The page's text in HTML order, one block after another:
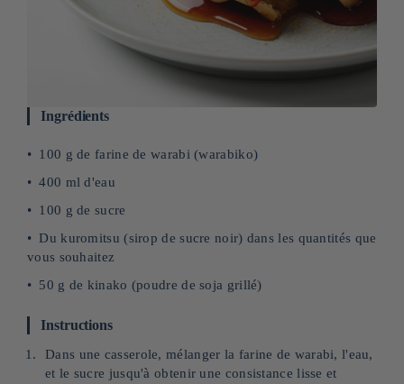
Ingrédients
100 g de farine de warabi (warabiko)
400 ml d'eau
100 g de sucre
Du kuromitsu (sirop de sucre noir) dans les quantités que
vous souhaitez
50 g de kinako (poudre de soja grillé)
Instructions
Dans une casserole, mélanger la farine de warabi, l'eau,
et le sucre jusqu'à obtenir une consistance lisse et